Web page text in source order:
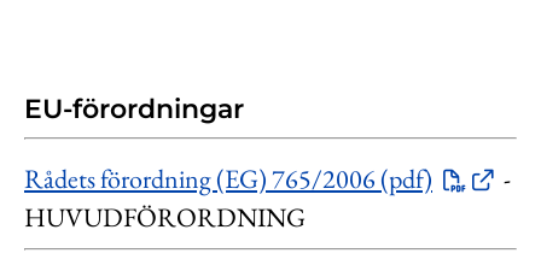
EU-förordningar
Rådets förordning (EG) 765/2006 (pdf)
-
HUVUDFÖRORDNING